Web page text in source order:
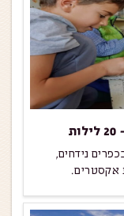
נידחים,
אקסטרים.